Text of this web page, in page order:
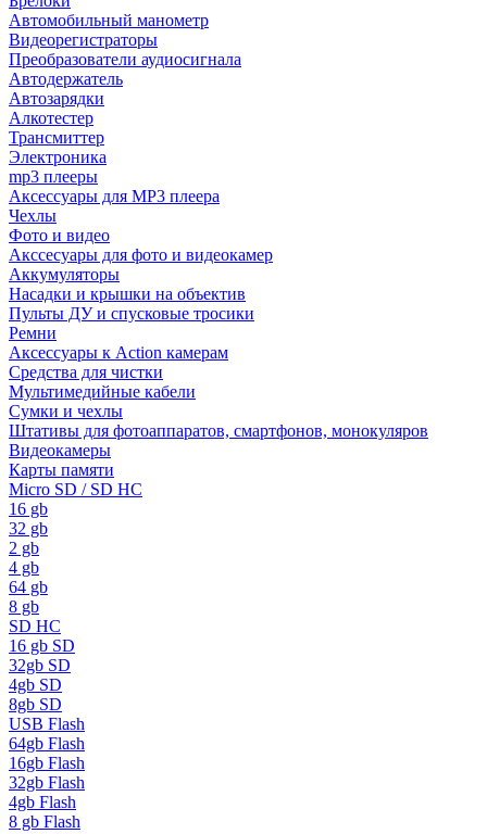
Автомобильный манометр
Видеорегистраторы
Преобразователи аудиосигнала
Автодержатель
Автозарядки
Алкотестер
Трансмиттер
Электроника
mp3 плееры
Аксессуары для MP3 плеера
Чехлы
Фото и видео
Акссесуары для фото и видеокамер
Аккумуляторы
Насадки и крышки на объектив
Пульты ДУ и спусковые тросики
Ремни
Аксессуары к Action камерам
Средства для чистки
Мультимедийные кабели
Сумки и чехлы
Штативы для фотоаппаратов, смартфонов, монокуляров
Видеокамеры
Карты памяти
Micro SD / SD HC
16 gb
32 gb
2 gb
4 gb
64 gb
8 gb
SD HC
16 gb SD
32gb SD
4gb SD
8gb SD
USB Flash
64gb Flash
16gb Flash
32gb Flash
4gb Flash
8 gb Flash